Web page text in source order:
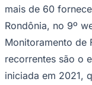
La Liga
Bundesliga
Mundial 2026
Times - Ir direto
mais de 60
Rondônia, no 9º
Monitoramento de
recorrentes são o
iniciada em 2021,